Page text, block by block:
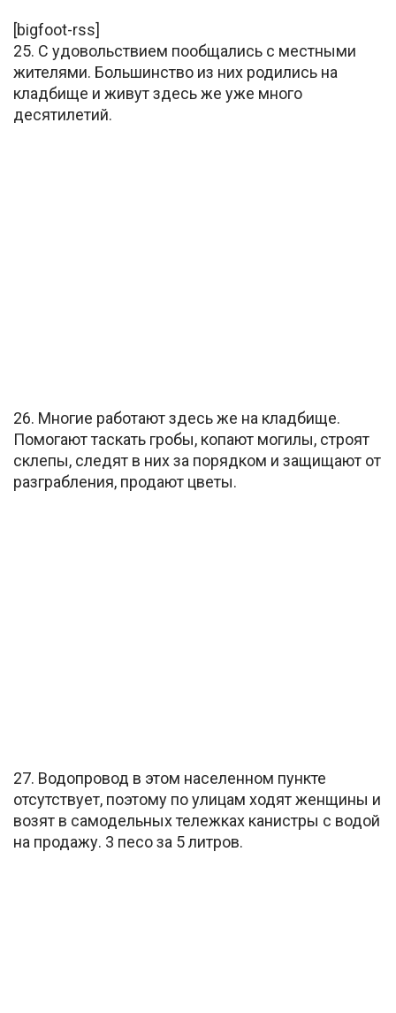
[bigfoot-rss]
25. С удовольствием пообщались с местными
жителями. Большинство из них родились на
кладбище и живут здесь же уже много
десятилетий.
26. Многие работают здесь же на кладбище.
Помогают таскать гробы, копают могилы, строят
склепы, следят в них за порядком и защищают от
разграбления, продают цветы.
27. Водопровод в этом населенном пункте
отсутствует, поэтому по улицам ходят женщины и
возят в самодельных тележках канистры с водой
на продажу. 3 песо за 5 литров.